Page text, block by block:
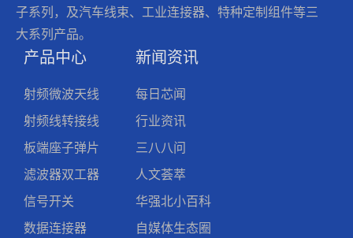
子系列，及汽车线束、工业连接器、特种定制组件等三
大系列产品。
产品中心
射频微波天线
射频线转接线
板端座子弹片
滤波器双工器
信号开关
数据连接器
新闻资讯
每日芯闻
行业资讯
三八八问
人文荟萃
华强北小百科
自媒体生态圈